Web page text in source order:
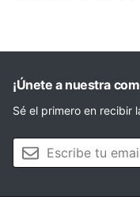
¡Únete a nuestra
Sé el primero en recibir
Tu email